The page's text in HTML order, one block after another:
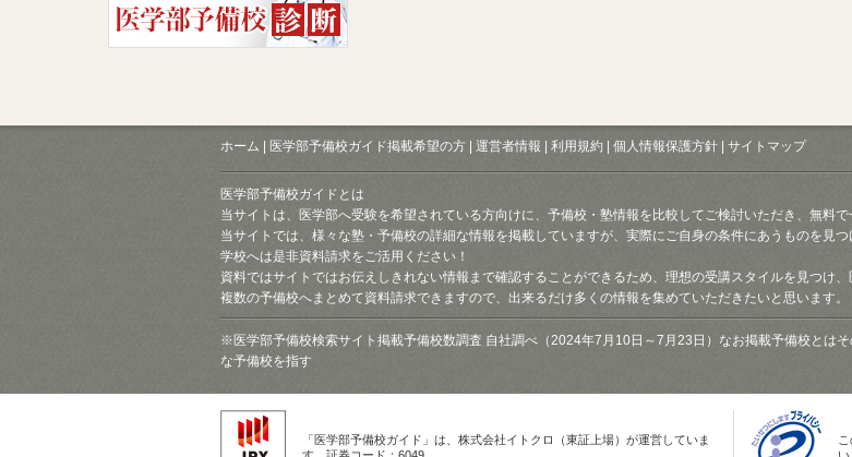
ホーム 医学部予備校ガイド掲載希望の方 運営者情報 利用規約 個人情報保護方針 サイトマップ
医学部予備校ガイドとは
当サイトは、医学部へ受験を希望されている方向けに、予備校・塾情報を比較してご検討いただき、無料
当サイトでは、様々な塾・予備校の詳細な情報を掲載していますが、実際にご自身の条件にあうものを見
学校へは是非資料請求をご活用ください！
資料ではサイトではお伝えしきれない情報まで確認することができるため、理想の受講スタイルを見つけ
複数の予備校へまとめて資料請求できますので、出来るだけ多くの情報を集めていただきたいと思います。
※医学部予備校検索サイト掲載予備校数調査 自社調べ（2024年7月10日～7月23日）なお掲載予備校とは
な予備校を指す
「医学部予備校ガイド」は、株式会社イトクロ（東証上場）が運営していま
す。証券コード：6049